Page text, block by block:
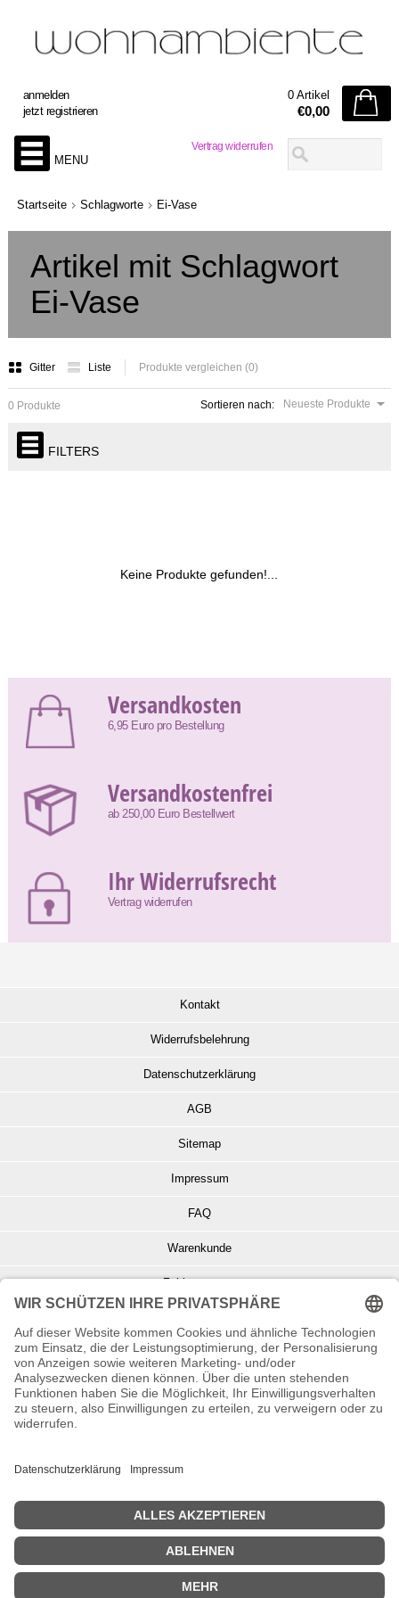
Vertrag widerrufen
anmelden
jetzt registrieren
0 Artikel
€0,00
MENU
Startseite Schlagworte Ei-Vase
Artikel mit Schlagwort
Ei-Vase
Gitter Liste Produkte vergleichen (0)
Sortieren nach: Neueste Produkte
0 Produkte
FILTERS
Keine Produkte gefunden!...
Versandkosten
6,95 Euro pro Bestellung
Versandkostenfrei
ab 250,00 Euro Bestellwert
Ihr Widerrufsrecht
Vertrag widerrufen
Kontakt
Widerrufsbelehrung
Datenschutzerklärung
AGB
Sitemap
Impressum
FAQ
Warenkunde
Zahlungsarten
Info zu Elektro- u. Elektronikgeräten
Batterieentsorgung
Informationen zur Echtheit von Kundenbewertungen
© Copyright 2026 Wohnambiente-Shop